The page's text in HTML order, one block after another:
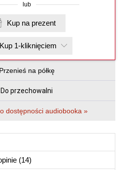
lub
Kup na prezent
Kup 1-kliknięciem
Przenieś na półkę
Do przechowalni
dostępności audiobooka »
(14)